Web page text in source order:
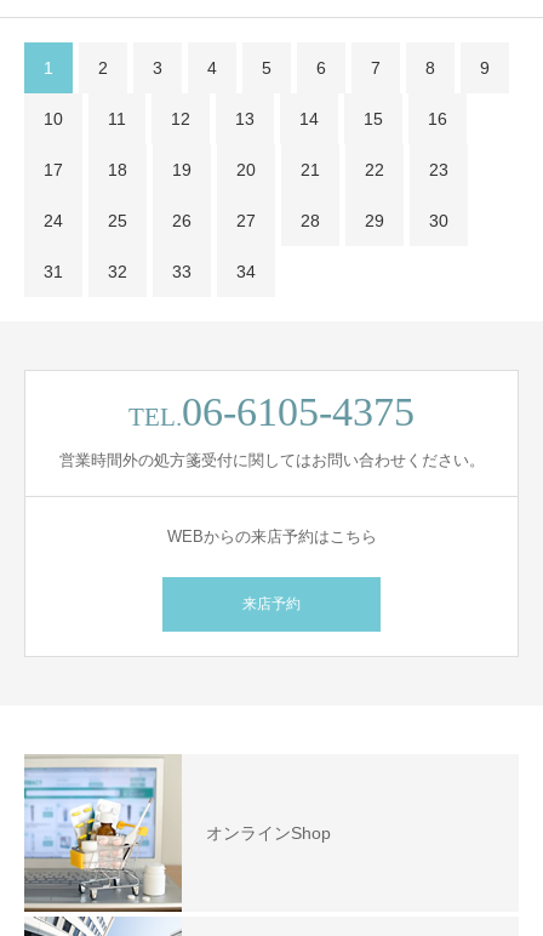
1 2 3 4 5 6 7 8 9
10 11 12 13 14 15 16
17 18 19 20 21 22 23
24 25 26 27 28 29 30
31 32 33 34
TEL.06-6105-4375
営業時間外の処方箋受付に関してはお問い合わせください。
WEBからの来店予約はこちら
来店予約
オンラインShop